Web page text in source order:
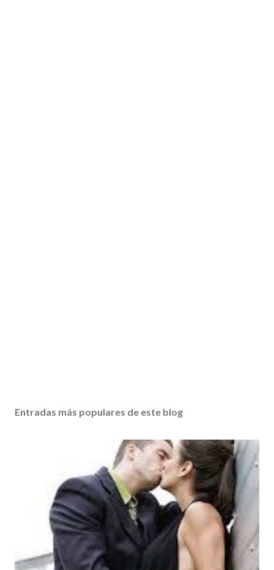
Entradas más populares de este blog